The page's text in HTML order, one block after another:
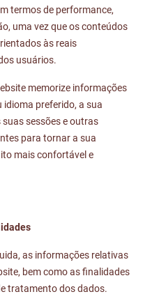
termos de performance,
uma vez que os conteúdos
às reais
usuários.
memorize informações
idioma preferido, a sua
sessões e outras
para tornar a sua
mais confortável e
as informações relativas
bem como as finalidades
tratamento dos dados.